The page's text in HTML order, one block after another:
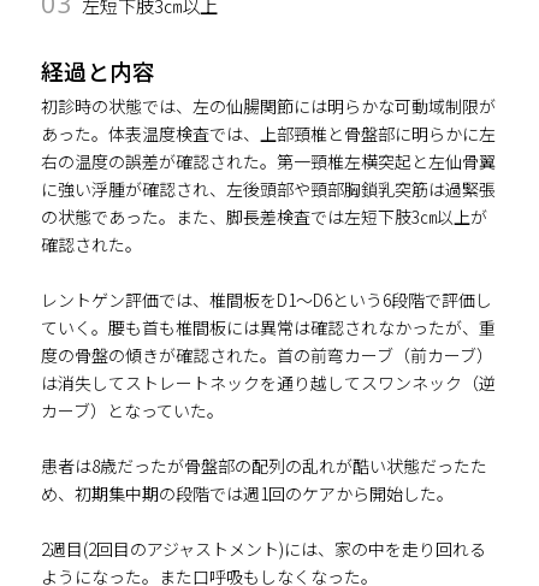
経過と内容
初診時の状態では、左の仙腸関節には明らかな可動域制限が
あった。体表温度検査では、上部頸椎と骨盤部に明らかに左
右の温度の誤差が確認された。第一頸椎左横突起と左仙骨翼
に強い浮腫が確認され、左後頭部や頸部胸鎖乳突筋は過緊張
の状態であった。また、脚長差検査では左短下肢3㎝以上が
確認された。
レントゲン評価では、椎間板をD1～D6という6段階で評価し
ていく。腰も首も椎間板には異常は確認されなかったが、重
度の骨盤の傾きが確認された。首の前弯カーブ（前カーブ）
は消失してストレートネックを通り越してスワンネック（逆
カーブ）となっていた。
患者は8歳だったが骨盤部の配列の乱れが酷い状態だったた
め、初期集中期の段階では週1回のケアから開始した。
2週目(2回目のアジャストメント)には、家の中を走り回れる
ようになった。また口呼吸もしなくなった。